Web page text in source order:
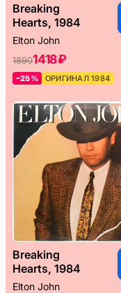
Breaking
Hearts, 1984
Elton John
18901418 ₽
–25% ОРИГИНАЛ 1984
Breaking
Hearts, 1984
Elton John